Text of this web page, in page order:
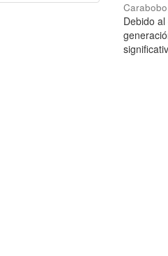
Carabobo
Debido